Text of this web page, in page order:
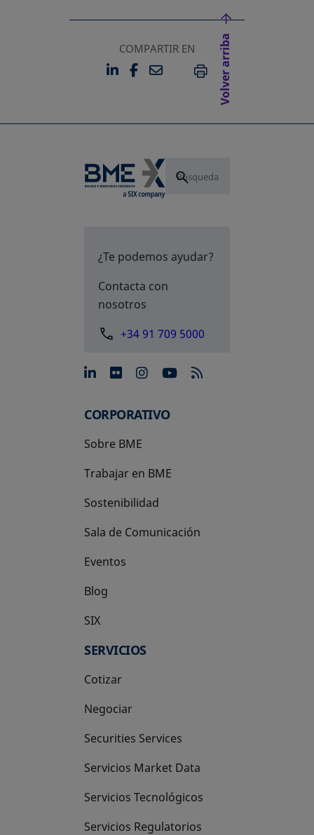
COMPARTIR EN
LINKEDIN
SE ABRE EN UNA PESTAÑA
FACEBOOK
SE ABRE EN UNA
EMAILIMPRIMIR
Volver arriba
¿Te podemos ayudar?
Contacta con
nosotros
+34 91 709 5000
se abre en una pestaña
se abre en una pestaña
se abre en una
se abre en una
CORPORATIVO
Sobre BME
Trabajar en BME
Sostenibilidad
Sala de Comunicación
Eventos
Blog
SIX
se abre en una pestaña nueva
SERVICIOS
Cotizar
Negociar
Securities Services
Servicios Market Data
Servicios Tecnológicos
Servicios Regulatorios